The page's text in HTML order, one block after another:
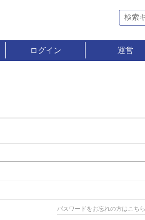
ログイン 運営
パスワードをお忘れの方はこちら